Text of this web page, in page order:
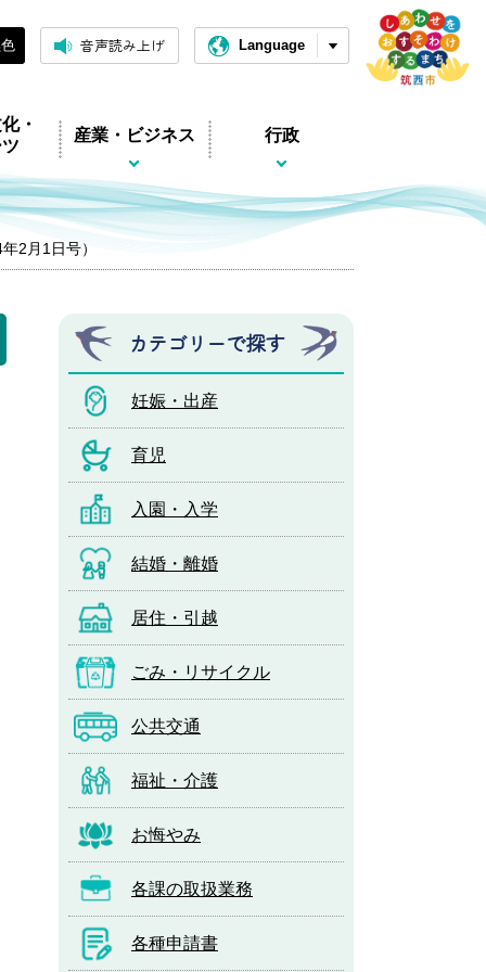
音声読み上げ Language
・
産業・ビジネス 行政
2月1日号）
カテゴリーで探す
妊娠・出産
育児
入園・入学
結婚・離婚
居住・引越
ごみ・リサイクル
公共交通
福祉・介護
お悔やみ
各課の取扱業務
各種申請書